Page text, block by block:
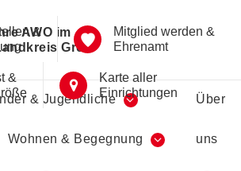
AWO im
Greiz
&
Mitglied werden &
Ehrenamt
&
Karte aller
Einrichtungen
& Jugendliche
Wohnen & Begegnung
Über
uns